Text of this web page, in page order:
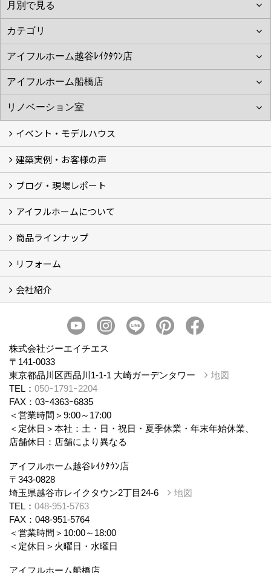
イベント・モデルハウス
イベント
モデルハウス見学
建築実例・お客様の声
建築実例
お客様の声
ブログ・現場レポート
ブログ
現場レポート
アイフルホームについて
アイフルホームについて (5)
商品ラインナップ
商品ラインナップ
リフォーム
まるごと断熱リフォーム
イベント情報
施工事例
会社紹介
スタッフ紹介
個人情報保護方針
株式会社ジーエイチエス
〒141-0033
東京都品川区西品川1-1-1 大崎ガーデンタワー
地図
TEL： 050ｰ1791ｰ2204
FAX：03ｰ4363ｰ6835
＜営業時間＞9:00～17:00
＜定休日＞本社：土・日・祝日・夏季休業・年末年始休業、
店舗休日：店舗により異なる
アイフルホーム越谷ﾚｲｸﾀｳﾝ店
〒343-0828
埼玉県越谷市レイクタウン2丁目24-6
地図
TEL： 048-951-5763
FAX：048-951-5764
＜営業時間＞10:00～18:00
＜定休日＞火曜日・水曜日
アイフルホーム船橋店